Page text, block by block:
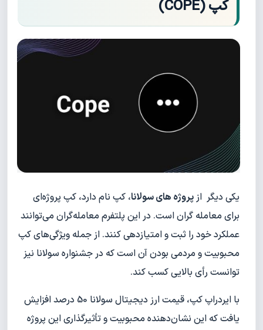
کپ (COPE)
یکی دیگر ازپروژه های سولانا، کپ نام دارد، کپ پروژه‌ای
برای معامله گران است. در این پلتفرم معامله‌گران می‌توانند
عملکرد خود را ثبت و امتیازدهی کنند. از جمله ویژگی‌های کپ
محبوبیت و مردمی بودن آن است که در جشنواره سولانا نیز
توانست رأی بالایی کسب کند.
با ایردراپ کپ، قیمت ارز دیجیتال سولانا 50 درصد افزایش
یافت که این نشان‌دهنده محبوبیت و تأثیرگذاری این پروژه